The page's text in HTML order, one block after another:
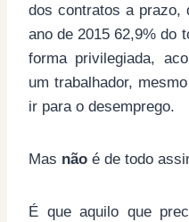
dos contratos a prazo,
ano de 2015 62,9% do
forma privilegiada,
um trabalhador,
ir para o desemprego.
Mas não é de todo
É que aquilo que